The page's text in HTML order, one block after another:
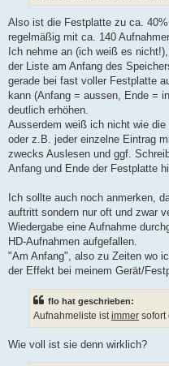
Also ist die Festplatte zu ca.
regelmäßig mit ca. 140
Ich nehme an (ich weiß es
der Liste am Anfang des
gerade bei fast voller Festplatte
kann (Anfang = aussen, Ende =
deutlich erhöhen.
Ausserdem weiß ich nicht wie
oder z.B. jeder einzelne Eintrag
zwecks Auslesen und ggf.
Anfang und Ende der Festplatte
Ich sollte auch noch anmerken,
auftritt sondern nur oft und zwar
Wiedergabe eine Aufnahme
HD-Aufnahmen aufgefallen.
"Am Anfang", also zu Zeiten wo
der Effekt bei meinem Gerät/
flo hat geschrieben:
Aufnahmeliste ist immer sofort
Wie voll ist sie denn wirklich?